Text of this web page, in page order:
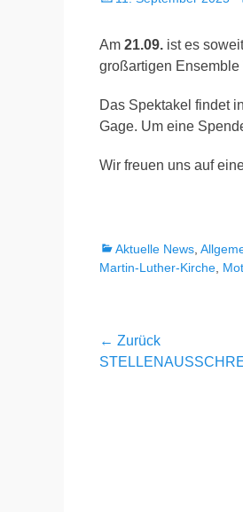
Am 21.09. ist es
großartigen Ensemble
Das Spektakel findet
Gage. Um eine
Wir freuen uns auf
Kategorien
Aktuelle News
Martin-Luther-Kirche
← Zurück
Vorheriger